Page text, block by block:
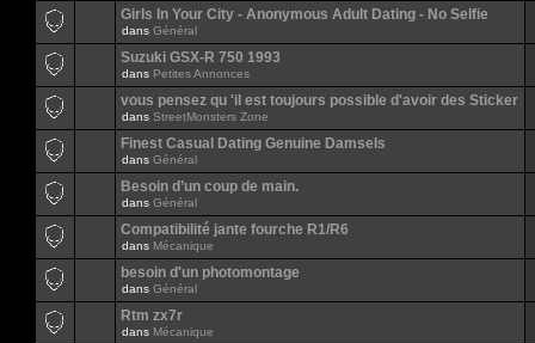
Girls In Your City - Anonymous Adult Dating - No Selfie
dans Général
Suzuki GSX-R 750 1993
dans Petites Annonces
vous pensez qu 'il est toujours possible d'avoir des Sticker
dans StreetMonsters Zone
Finest Сasual Dating Genuine Damsels
dans Général
Besoin d’un coup de main.
dans Général
Compatibilité jante fourche R1/R6
dans Mécanique
besoin d'un photomontage
dans Général
Rtm zx7r
dans Mécanique